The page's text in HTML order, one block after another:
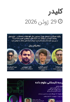
کلیدر
29 ژوئن 2026